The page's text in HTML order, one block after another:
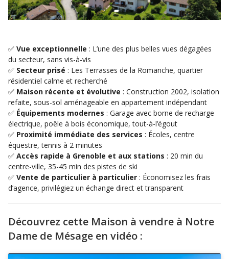
✅ Vue exceptionnelle : L’une des plus belles vues dégagées
du secteur, sans vis-à-vis
✅ Secteur prisé : Les Terrasses de la Romanche, quartier
résidentiel calme et recherché
✅ Maison récente et évolutive : Construction 2002, isolation
refaite, sous-sol aménageable en appartement indépendant
✅ Équipements modernes : Garage avec borne de recharge
électrique, poêle à bois économique, tout-à-l’égout
✅ Proximité immédiate des services : Écoles, centre
équestre, tennis à 2 minutes
✅ Accès rapide à Grenoble et aux stations : 20 min du
centre-ville, 35-45 min des pistes de ski
✅ Vente de particulier à particulier : Économisez les frais
d’agence, privilégiez un échange direct et transparent
Découvrez cette Maison à vendre à Notre
Dame de Mésage en vidéo :